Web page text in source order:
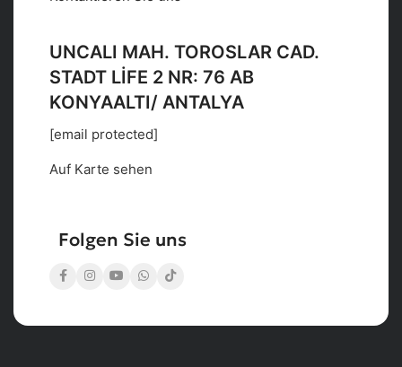
UNCALI MAH. TOROSLAR CAD.
STADT LİFE 2 NR: 76 AB
KONYAALTI/ ANTALYA
[email protected]
Auf Karte sehen
Folgen Sie uns